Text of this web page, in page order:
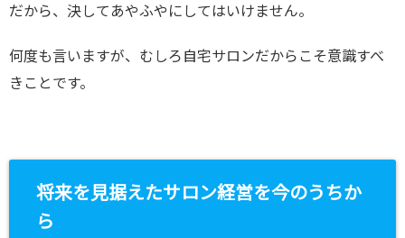
だから、決してあやふやにしてはいけません。
何度も言いますが、むしろ自宅サロンだからこそ意識すべ
きことです。
将来を見据えたサロン経営を今のうちか
ら